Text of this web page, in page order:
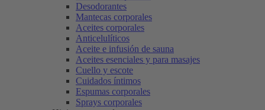
Desodorantes
Mantecas corporales
Aceites corporales
Anticelulíticos
Aceite e infusión de sauna
Aceites esenciales y para masajes
Cuello y escote
Cuidados íntimos
Espumas corporales
Sprays corporales